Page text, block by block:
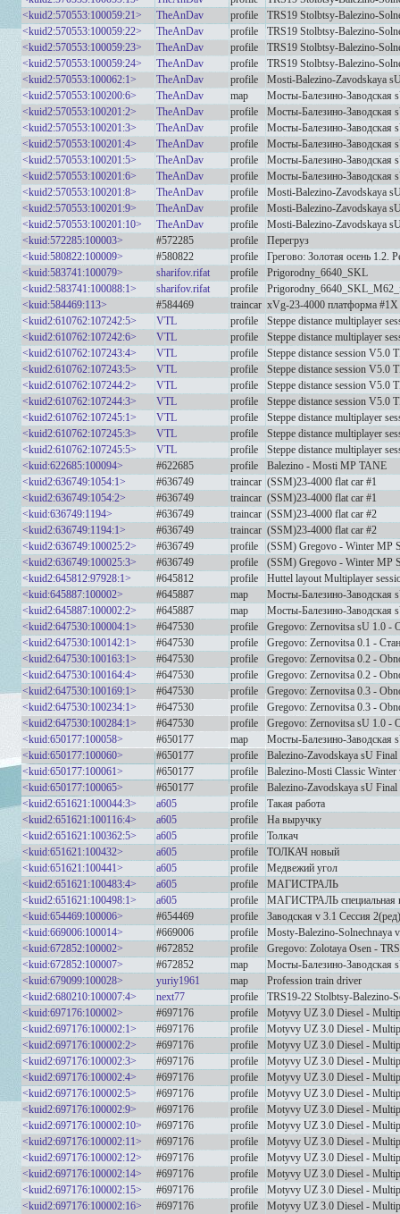
<kuid2:570553:100059:21>
TheAnDav profile
TRS19 Stolbtsy-Balezino-
<kuid2:570553:100059:22>
TheAnDav profile
TRS19 Stolbtsy-Balezino-
<kuid2:570553:100059:23>
TheAnDav profile
TRS19 Stolbtsy-Balezino-
<kuid2:570553:100059:24>
TheAnDav profile
TRS19 Stolbtsy-Balezino-
<kuid2:570553:100062:1>
TheAnDav profile
Mosti-Balezino-Zavodskaya
<kuid2:570553:100200:6>
TheAnDav map
Мосты-Балезино-
<kuid2:570553:100201:2>
TheAnDav profile
Мосты-Балезино-Заводская
<kuid2:570553:100201:3>
TheAnDav profile
Мосты-Балезино-Заводская
<kuid2:570553:100201:4>
TheAnDav profile
Мосты-Балезино-Заводская
<kuid2:570553:100201:5>
TheAnDav profile
Мосты-Балезино-Заводская
<kuid2:570553:100201:6>
TheAnDav profile
Мосты-Балезино-Заводская
<kuid2:570553:100201:8>
TheAnDav profile
Mosti-Balezino-Zavodskaya
<kuid2:570553:100201:9>
TheAnDav profile
Mosti-Balezino-Zavodskaya
<kuid2:570553:100201:10>
TheAnDav profile
Mosti-Balezino-Zavodskaya
<kuid:572285:100003>
#572285 profile
Перегруз
<kuid:580822:100009>
#580822 profile
Грегово: Золотая осень 1.2.
<kuid:583741:100079>
sharifov.rifat profile
Prigorodny_6640_SKL
<kuid2:583741:100088:1>
sharifov.rifat profile
<kuid:584469:113>
#584469 traincar xVg-23-4000 платформа #1X
<kuid2:610762:107242:5>
VTL profile
Steppe distance multiplayer
<kuid2:610762:107242:6>
VTL profile
Steppe distance multiplayer
<kuid2:610762:107243:4>
VTL profile
Steppe distance session V5.0
<kuid2:610762:107243:5>
VTL profile
Steppe distance session V5.0
<kuid2:610762:107244:2>
VTL profile
Steppe distance session V5.0
<kuid2:610762:107244:3>
VTL profile
Steppe distance session V5.0
<kuid2:610762:107245:1>
VTL profile
Steppe distance multiplayer
<kuid2:610762:107245:3>
VTL profile
Steppe distance multiplayer
<kuid2:610762:107245:5>
VTL profile
Steppe distance multiplayer
<kuid:622685:100094>
#622685 profile
Balezino - Mosti MP TANE
<kuid2:636749:1054:1>
#636749 traincar (SSM)23-4000 flat car #1
<kuid2:636749:1054:2>
#636749 traincar (SSM)23-4000 flat car #1
<kuid:636749:1194>
#636749 traincar (SSM)23-4000 flat car #2
<kuid2:636749:1194:1>
#636749 traincar (SSM)23-4000 flat car #2
<kuid2:636749:100025:2>
#636749 profile
(SSM) Gregovo - Winter MP
<kuid2:636749:100025:3>
#636749 profile
(SSM) Gregovo - Winter MP
<kuid2:645812:97928:1>
#645812 profile
Huttel layout Multiplayer
<kuid:645887:100002>
#645887 map
Мосты-Балезино-
<kuid2:645887:100002:2>
#645887 map
Мосты-Балезино-
<kuid2:647530:100004:1>
#647530 profile
Gregovo: Zernovitsa sU 1.0 -
<kuid2:647530:100142:1>
#647530 profile
Gregovo: Zernovitsa 0.1 -
<kuid2:647530:100163:1>
#647530 profile
Gregovo: Zernovitsa 0.2 -
<kuid2:647530:100164:4>
#647530 profile
Gregovo: Zernovitsa 0.2 -
<kuid2:647530:100169:1>
#647530 profile
Gregovo: Zernovitsa 0.3 -
<kuid2:647530:100234:1>
#647530 profile
Gregovo: Zernovitsa 0.3 -
<kuid2:647530:100284:1>
#647530 profile
Gregovo: Zernovitsa sU 1.0 -
<kuid:650177:100058>
#650177 map
Мосты-Балезино-
<kuid:650177:100060>
#650177 profile
Balezino-Zavodskaya sU
<kuid:650177:100061>
#650177 profile
Balezino-Mosti Classic
<kuid:650177:100065>
#650177 profile
Balezino-Zavodskaya sU
<kuid2:651621:100044:3>
a605 profile
Такая работа
<kuid2:651621:100116:4>
a605 profile
На выручку
<kuid2:651621:100362:5>
a605 profile
Толкач
<kuid:651621:100432>
a605 profile
ТОЛКАЧ новый
<kuid:651621:100441>
a605 profile
Медвежий угол
<kuid2:651621:100483:4>
a605 profile
МАГИСТРАЛЬ
<kuid2:651621:100498:1>
a605 profile
МАГИСТРАЛЬ специальная
<kuid:654469:100006>
#654469 profile
Заводская v 3.1 Сессия 2(ред)
<kuid:669006:100014>
#669006 profile
Mosty-Balezino-Solnechnaya
<kuid:672852:100002>
#672852 profile
Gregovo: Zolotaya Osen -
<kuid:672852:100007>
#672852 map
Мосты-Балезино-
<kuid:679099:100028>
yuriy1961 map
Profession train driver
<kuid2:680210:100007:4>
next77 profile
TRS19-22 Stolbtsy-Balezino-
<kuid:697176:100002>
#697176 profile
Motyvy UZ 3.0 Diesel -
<kuid2:697176:100002:1>
#697176 profile
Motyvy UZ 3.0 Diesel -
<kuid2:697176:100002:2>
#697176 profile
Motyvy UZ 3.0 Diesel -
<kuid2:697176:100002:3>
#697176 profile
Motyvy UZ 3.0 Diesel -
<kuid2:697176:100002:4>
#697176 profile
Motyvy UZ 3.0 Diesel -
<kuid2:697176:100002:5>
#697176 profile
Motyvy UZ 3.0 Diesel -
<kuid2:697176:100002:9>
#697176 profile
Motyvy UZ 3.0 Diesel -
<kuid2:697176:100002:10>
#697176 profile
Motyvy UZ 3.0 Diesel -
<kuid2:697176:100002:11>
#697176 profile
Motyvy UZ 3.0 Diesel -
<kuid2:697176:100002:12>
#697176 profile
Motyvy UZ 3.0 Diesel -
<kuid2:697176:100002:14>
#697176 profile
Motyvy UZ 3.0 Diesel -
<kuid2:697176:100002:15>
#697176 profile
Motyvy UZ 3.0 Diesel -
<kuid2:697176:100002:16>
#697176 profile
Motyvy UZ 3.0 Diesel -